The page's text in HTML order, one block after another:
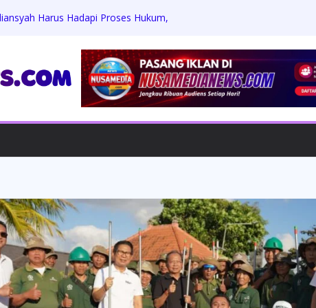
Harus Hadapi Proses Hukum,
Pendatang Non-Permanen
Bhabinkamtibmas Kesiman Petilan
Kamtibmas
Hakim: Memaafkan Perundungan,
Berkah, Bagikan Sembako dan
Warga